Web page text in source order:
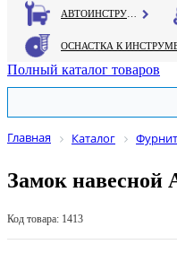
Полный каталог товаров
Главная Каталог
Замок навесной
Код товара: 1413